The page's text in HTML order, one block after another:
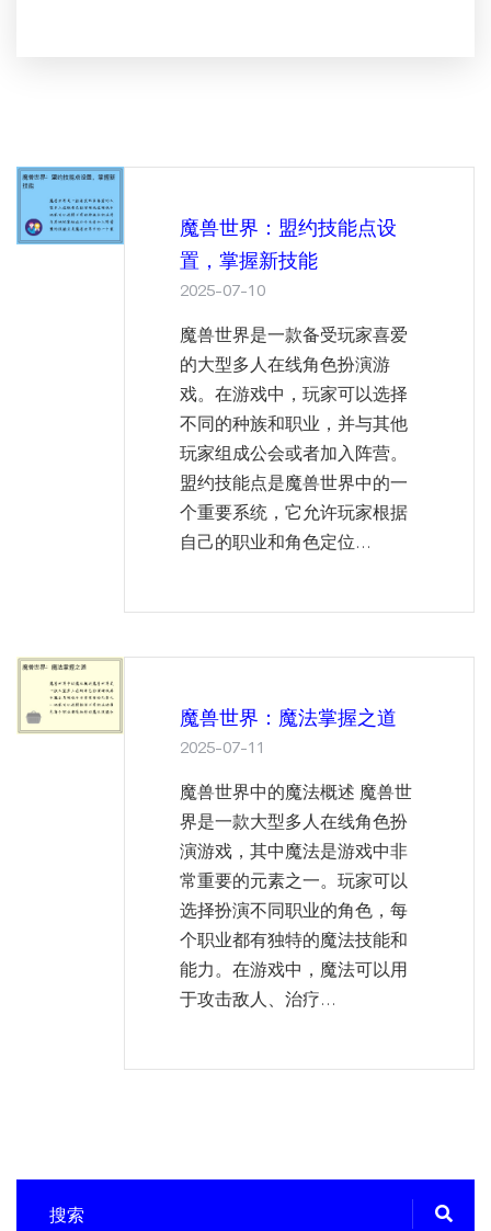
魔兽世界：盟约技能点设
置，掌握新技能
2025-07-10
魔兽世界是一款备受玩家喜爱
的大型多人在线角色扮演游
戏。在游戏中，玩家可以选择
不同的种族和职业，并与其他
玩家组成公会或者加入阵营。
盟约技能点是魔兽世界中的一
个重要系统，它允许玩家根据
自己的职业和角色定位...
魔兽世界：魔法掌握之道
2025-07-11
魔兽世界中的魔法概述 魔兽世
界是一款大型多人在线角色扮
演游戏，其中魔法是游戏中非
常重要的元素之一。玩家可以
选择扮演不同职业的角色，每
个职业都有独特的魔法技能和
能力。在游戏中，魔法可以用
于攻击敌人、治疗...